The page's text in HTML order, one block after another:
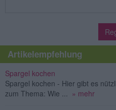
Artikelempfehlung
Spargel kochen
Spargel kochen - Hier gibt es
zum Thema: Wie ...
» mehr